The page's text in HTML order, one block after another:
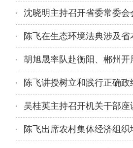
沈晓明主持召开省委常委会
陈飞讲授树立和践行正确